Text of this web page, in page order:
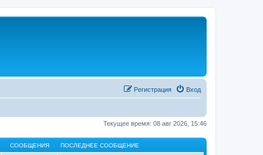
Вход
Регистрация
Текущее время: 08 авг 2026, 15:46
СООБЩЕНИЯ ПОСЛЕДНЕЕ СООБЩЕНИЕ